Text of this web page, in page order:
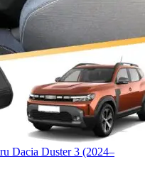
Dacia Duster 3 (2024–